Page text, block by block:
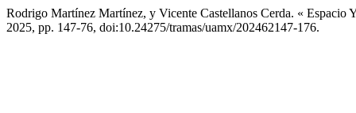
Rodrigo Martínez Martínez, y Vicente Castellanos Cerda. « Espacio
2025, pp. 147-76, doi:10.24275/tramas/uamx/202462147-176.